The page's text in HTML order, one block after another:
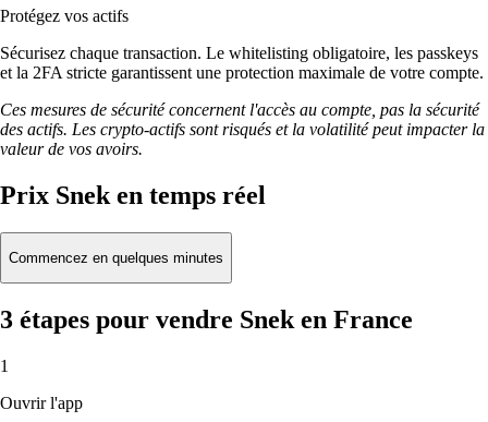
Protégez vos actifs
Sécurisez chaque transaction. Le whitelisting obligatoire, les passkeys
et la 2FA stricte garantissent une protection maximale de votre compte.
Ces mesures de sécurité concernent l'accès au compte, pas la sécurité
des actifs. Les crypto-actifs sont risqués et la volatilité peut impacter la
valeur de vos avoirs.
Prix Snek en temps réel
Commencez en quelques minutes
3 étapes pour vendre Snek en France
1
Ouvrir l'app